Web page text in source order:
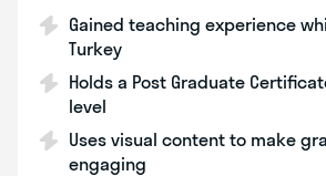
Gained teaching experience
Turkey
Holds a Post Graduate
level
Uses visual content to make
engaging